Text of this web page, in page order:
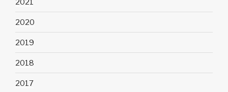
2021
2020
2019
2018
2017